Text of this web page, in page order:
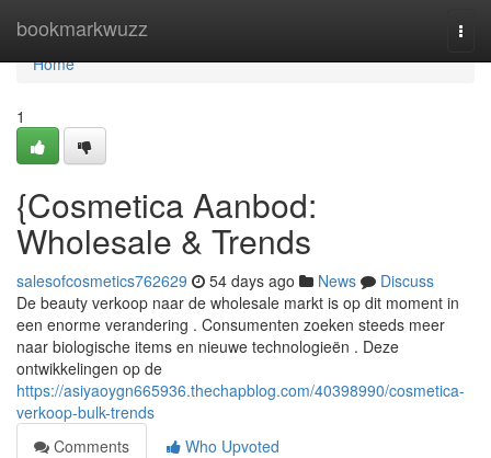
bookmarkwuzz
Home
Home
1
{Cosmetica Aanbod:
Wholesale & Trends
salesofcosmetics762629 54 days ago News
Discuss
De beauty verkoop naar de wholesale markt is op dit moment in
een enorme verandering . Consumenten zoeken steeds meer
naar biologische items en nieuwe technologieën . Deze
ontwikkelingen op de
https://asiyaoygn665936.thechapblog.com/40398990/cosmetica-
verkoop-bulk-trends
Comments
Who Upvoted